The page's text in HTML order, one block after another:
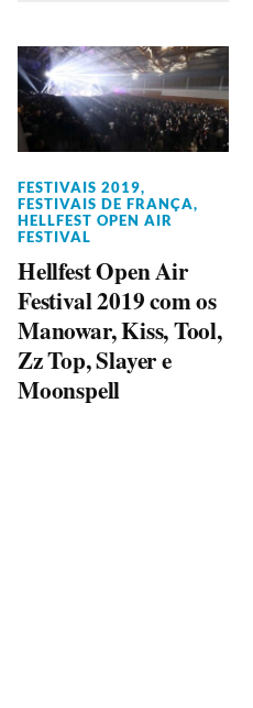
FESTIVAIS 2019,
FESTIVAIS DE FRANÇA,
HELLFEST OPEN AIR
FESTIVAL
Hellfest Open Air
Festival 2019 com os
Manowar, Kiss, Tool,
Zz Top, Slayer e
Moonspell